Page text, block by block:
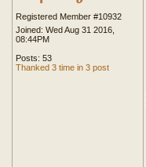
Registered Member #10932
Joined: Wed Aug 31 2016,
08:44PM
Posts: 53
Thanked 3 time in 3 post